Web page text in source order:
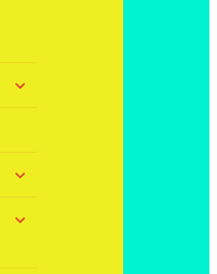
haurren
haurren
zabaldu
haurren